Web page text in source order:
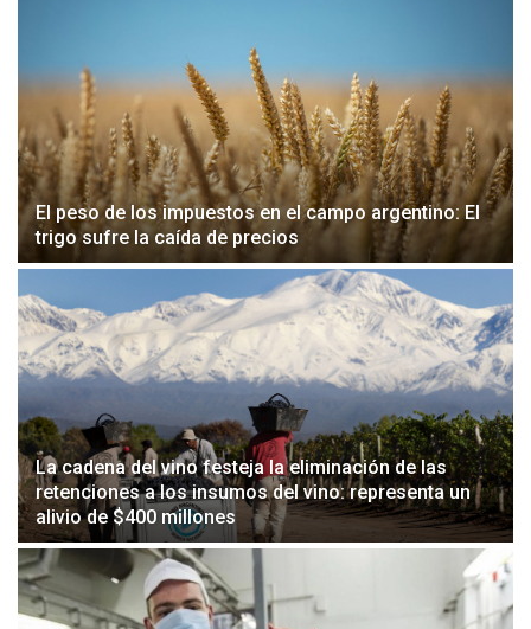
El peso de los impuestos en el campo argentino: El
trigo sufre la caída de precios
La cadena del vino festeja la eliminación de las
retenciones a los insumos del vino: representa un
alivio de $400 millones